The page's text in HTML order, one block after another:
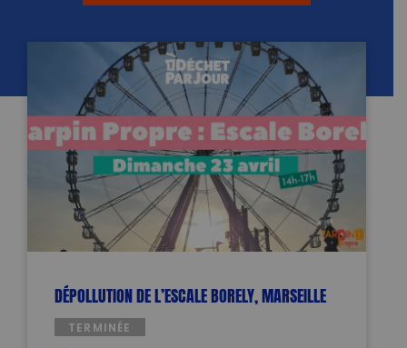
DÉPOLLUTION DE L’ESCALE BORELY, MARSEILLE
TERMINÉE